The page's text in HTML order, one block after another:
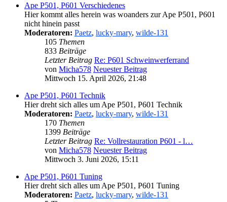
Ape P501, P601 Verschiedenes
Hier kommt alles herein was woanders zur Ape P501, P601
nicht hinein passt
Moderatoren: Paetz, lucky-mary, wilde-131
105 Themen
833 Beiträge
Letzter Beitrag Re: P601 Schweinwerferrand
von Micha578 Neuester Beitrag
Mittwoch 15. April 2026, 21:48
Ape P501, P601 Technik
Hier dreht sich alles um Ape P501, P601 Technik
Moderatoren: Paetz, lucky-mary, wilde-131
170 Themen
1399 Beiträge
Letzter Beitrag Re: Vollrestauration P601 - l…
von Micha578 Neuester Beitrag
Mittwoch 3. Juni 2026, 15:11
Ape P501, P601 Tuning
Hier dreht sich alles um Ape P501, P601 Tuning
Moderatoren: Paetz, lucky-mary, wilde-131